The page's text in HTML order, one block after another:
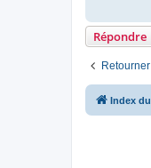
n
o
n
u
Répondre
Index